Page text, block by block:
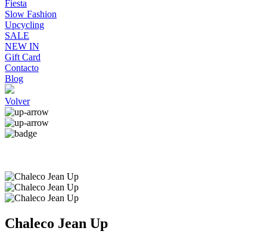
Fiesta
Slow Fashion
Upcycling
SALE
NEW IN
Gift Card
Contacto
Blog
Volver
Chaleco Jean Up